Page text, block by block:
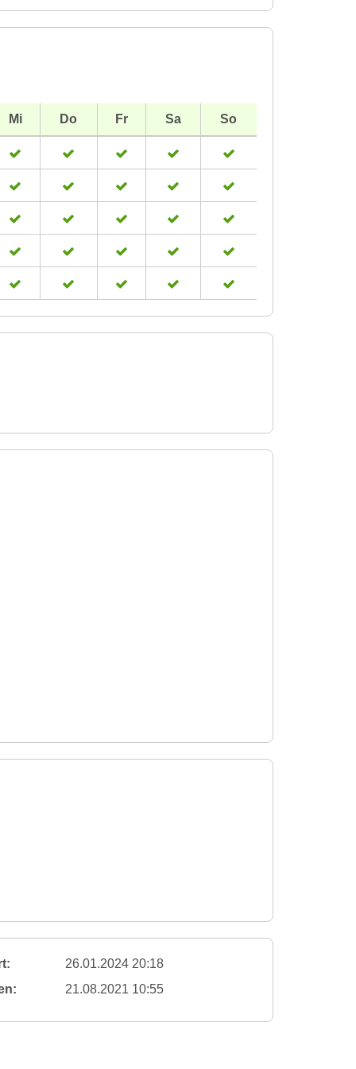
Mi Do Fr Sa So
26.01.2024 20:18
21.08.2021 10:55